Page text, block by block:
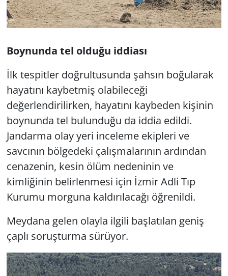
Boynunda tel olduğu iddiası
İlk tespitler doğrultusunda şahsın boğularak
hayatını kaybetmiş olabileceği
değerlendirilirken, hayatını kaybeden kişinin
boynunda tel bulunduğu da iddia edildi.
Jandarma olay yeri inceleme ekipleri ve
savcının bölgedeki çalışmalarının ardından
cenazenin, kesin ölüm nedeninin ve
kimliğinin belirlenmesi için İzmir Adli Tıp
Kurumu morguna kaldırılacağı öğrenildi.
Meydana gelen olayla ilgili başlatılan geniş
çaplı soruşturma sürüyor.